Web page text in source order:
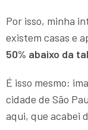
Por isso, minha
existem casas e
50% abaixo da
É isso mesmo:
cidade de São
aqui, que acabei